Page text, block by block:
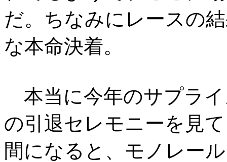
だ。ちなみにレースの
な本命決着。
本当に今年のサプラ
の引退セレモニーを見
間になると、モノレー